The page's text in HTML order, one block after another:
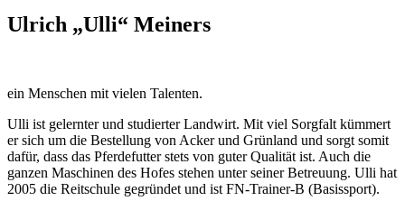
Ulrich „Ulli“ Meiners
ein Menschen mit vielen Talenten.
Ulli ist gelernter und studierter Landwirt. Mit viel Sorgfalt kümmert
er sich um die Bestellung von Acker und Grünland und sorgt somit
dafür, dass das Pferdefutter stets von guter Qualität ist. Auch die
ganzen Maschinen des Hofes stehen unter seiner Betreuung. Ulli hat
2005 die Reitschule gegründet und ist FN-Trainer-B (Basissport).